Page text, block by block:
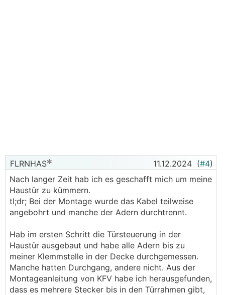
FLRNHAS 11.12.2024 (#4)
Nach langer Zeit hab ich es geschafft mich um meine
Haustür zu kümmern.
tl;dr; Bei der Montage wurde das Kabel teilweise
angebohrt und manche der Adern durchtrennt.
Hab im ersten Schritt die Türsteuerung in der
Haustür ausgebaut und habe alle Adern bis zu
meiner Klemmstelle in der Decke durchgemessen.
Manche hatten Durchgang, andere nicht. Aus der
Montageanleitung von KFV habe ich herausgefunden,
dass es mehrere Stecker bis in den Türrahmen gibt,